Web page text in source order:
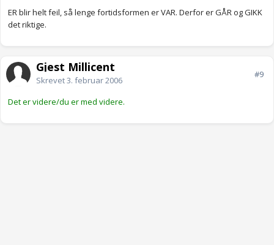
ER blir helt feil, så lenge fortidsformen er VAR. Derfor er GÅR og GIKK
det riktige.
Gjest Millicent
Skrevet3. februar 2006
#9
Det er videre/du er med videre.